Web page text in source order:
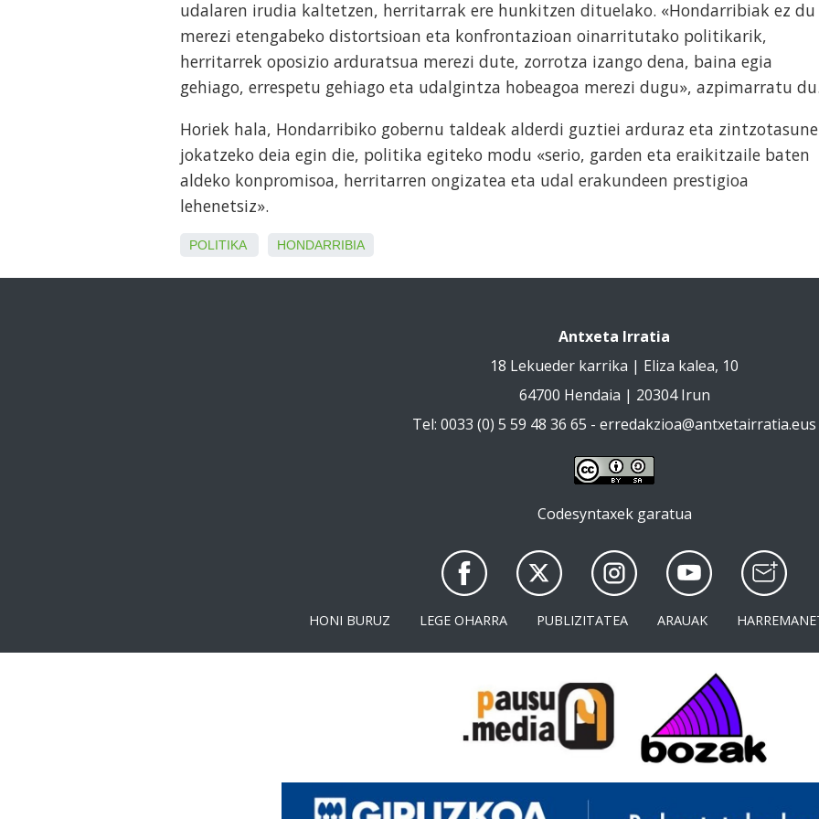
udalaren irudia kaltetzen, herritarrak ere hunkitzen dituelako. «Hondarribiak ez du
merezi etengabeko distortsioan eta konfrontazioan oinarritutako politikarik,
herritarrek oposizio arduratsua merezi dute, zorrotza izango dena, baina egia
gehiago, errespetu gehiago eta udalgintza hobeagoa merezi dugu», azpimarratu
Horiek hala, Hondarribiko gobernu taldeak alderdi guztiei arduraz eta
jokatzeko deia egin die, politika egiteko modu «serio, garden eta eraikitzaile baten
aldeko konpromisoa, herritarren ongizatea eta udal erakundeen prestigioa
lehenetsiz».
POLITIKA HONDARRIBIA
Antxeta Irratia
18 Lekueder karrika | Eliza kalea, 10
64700 Hendaia | 20304 Irun
Tel: 0033 (0) 5 59 48 36 65 - erredakzioa@antxetairratia.eus
Codesyntaxek garatua
HONI BURUZ LEGE OHARRA PUBLIZITATEA ARAUAK